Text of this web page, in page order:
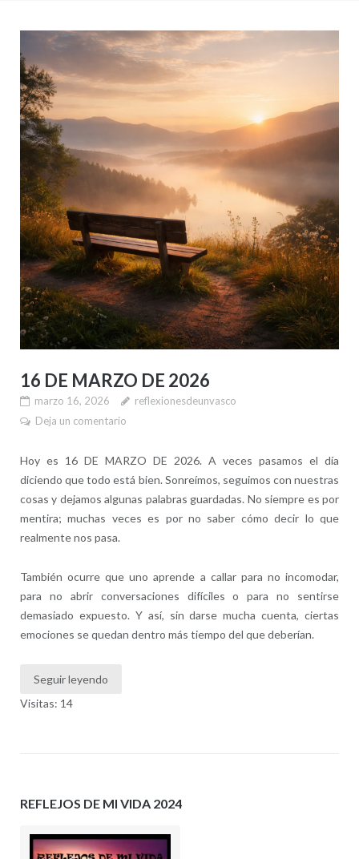
16 DE MARZO DE 2026
marzo 16, 2026
reflexionesdeunvasco
Deja un comentario
Hoy es 16 DE MARZO DE 2026. A veces pasamos el día
diciendo que todo está bien. Sonreímos, seguimos con nuestras
cosas y dejamos algunas palabras guardadas. No siempre es por
mentira; muchas veces es por no saber cómo decir lo que
realmente nos pasa.
También ocurre que uno aprende a callar para no incomodar,
para no abrir conversaciones difíciles o para no sentirse
demasiado expuesto. Y así, sin darse mucha cuenta, ciertas
emociones se quedan dentro más tiempo del que deberían.
Seguir leyendo
Visitas: 14
REFLEJOS DE MI VIDA 2024